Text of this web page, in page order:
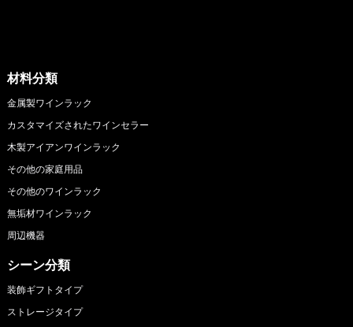
材料分類
金属製ワインラック
カスタマイズされたワインセラー
木製アイアンワインラック
その他の家庭用品
その他のワインラック
無垢材ワインラック
周辺機器
シーン分類
装飾ギフトタイプ
ストレージタイプ